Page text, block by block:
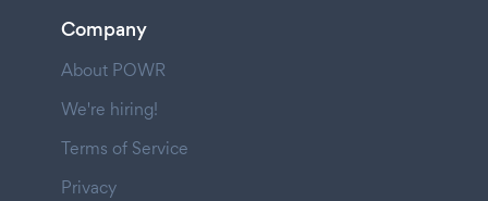
Company
About POWR
We're hiring!
Terms of Service
Privacy